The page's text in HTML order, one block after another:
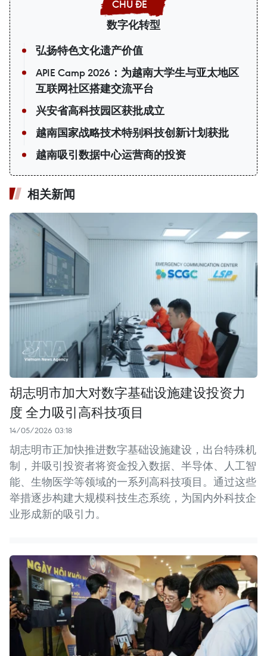
数字化转型
弘扬特色文化遗产价值
APIE Camp 2026：为越南大学生与亚太地区
互联网社区搭建交流平台
兴安省高科技园区获批成立
越南国家战略技术特别科技创新计划获批
越南吸引数据中心运营商的投资
相关新闻
胡志明市加大对数字基础设施建设投资力
度 全力吸引高科技项目
14/05/2026 03:18
胡志明市正加快推进数字基础设施建设，出台特殊机
制，并吸引投资者将资金投入数据、半导体、人工智
能、生物医学等领域的一系列高科技项目。通过这些
举措逐步构建大规模科技生态系统，为国内外科技企
业形成新的吸引力。